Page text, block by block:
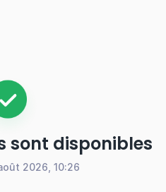
sont disponibles
2026, 10:26